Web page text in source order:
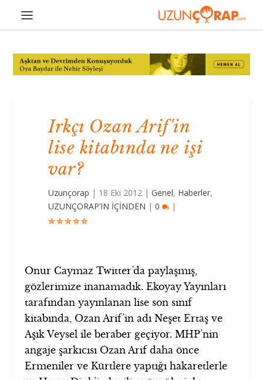
Irkçı Ozan Arif'in
lise kitabında ne işi
var?
Uzunçorap | 18 Eki 2012 |Genel, Haberler,
UZUNÇORAP’IN İÇİNDEN |0 |
Onur Caymaz Twitter’da paylaşmış,
gözlerimize inanamadık. Ekoyay Yayınları
tarafından yayınlanan lise son sınıf
kitabında, Ozan Arif’in adı Neşet Ertaş ve
Aşık Veysel ile beraber geçiyor. MHP’nin
angaje şarkıcısı Ozan Arif daha önce
Ermeniler ve Kürtlere yaptığı hakaretlerle